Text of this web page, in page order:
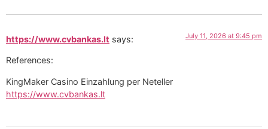
https://www.cvbankas.lt says: July 11, 2026 at 9:45 pm
References:
KingMaker Casino Einzahlung per Neteller
https://www.cvbankas.lt